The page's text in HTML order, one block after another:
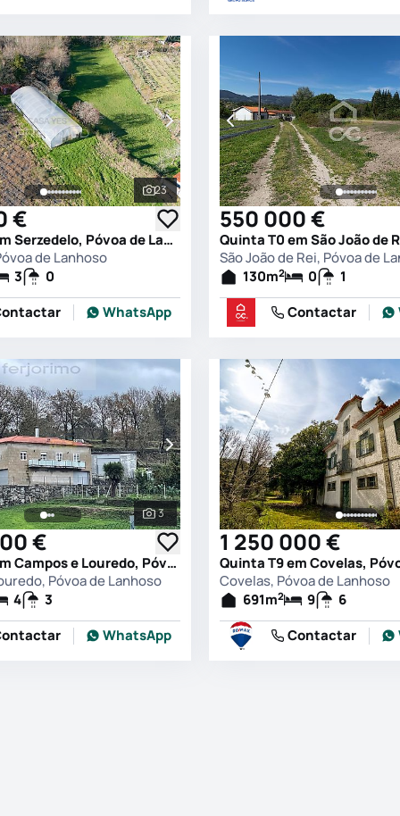
Ver todas as fotografias
23
€
Quinta T3 em Serzedelo, Póvoa de Lanhoso
de Lanhoso
3
0
WhatsApp
550 000 €
São João de Rei, Póvoa de
130m2 0
1
Contactar
Ver todas as fotografias
3
€
Quinta T4 em Campos e Louredo, Póvoa de Lanhoso
Póvoa de Lanhoso
4
3
WhatsApp
1 250 000 €
Covelas, Póvoa de Lanhoso
691m2 9
6
Contactar